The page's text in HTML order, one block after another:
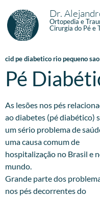
Dr.
Ortopedia e
Cirurgia do Pé e
cid pe diabetico rio pequeno
Pé
As lesões nos pés
ao diabetes (pé diabético)
um sério problema de
uma causa comum de
hospitalização no Brasil e
mundo.
Grande parte dos
nos pés decorrentes do